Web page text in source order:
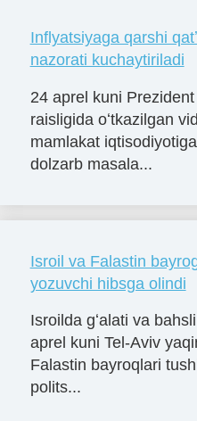
Inflyatsiyaga qarshi
nazorati kuchaytiriladi
24 aprel kuni
raisligida oʻtkazilgan
mamlakat
dolzarb masala...
Isroil va Falastin
yozuvchi hibsga olindi
Isroilda gʻalati va
aprel kuni Tel-Aviv
Falastin bayroqlari
polits...